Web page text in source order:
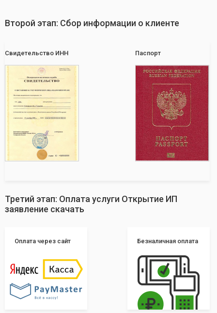
Второй этап: Сбор информации о клиенте
Свидетельство ИНН Паспорт
Третий этап: Оплата услуги Открытие ИП
заявление скачать
Оплата через сайт Безналичная оплата